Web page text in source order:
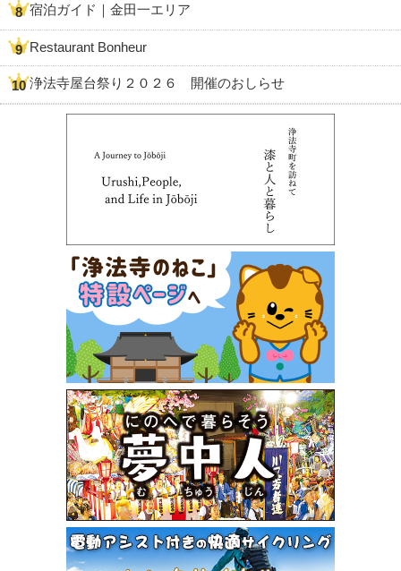
宿泊ガイド｜金田一エリア
Restaurant Bonheur
浄法寺屋台祭り２０２６ 開催のおしらせ